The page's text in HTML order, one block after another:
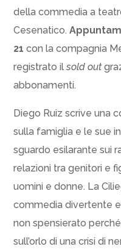
della commedia a
Cesenatico.
21 con la compagnia
registrato ilsold out
abbonamenti.
Diego Ruiz scrive una
sulla famiglia e le sue
sguardo esilarante sui
relazioni tra genitori e
uomini e donne. La
commedia divertente
non spensierato
sull’orlo di una crisi di